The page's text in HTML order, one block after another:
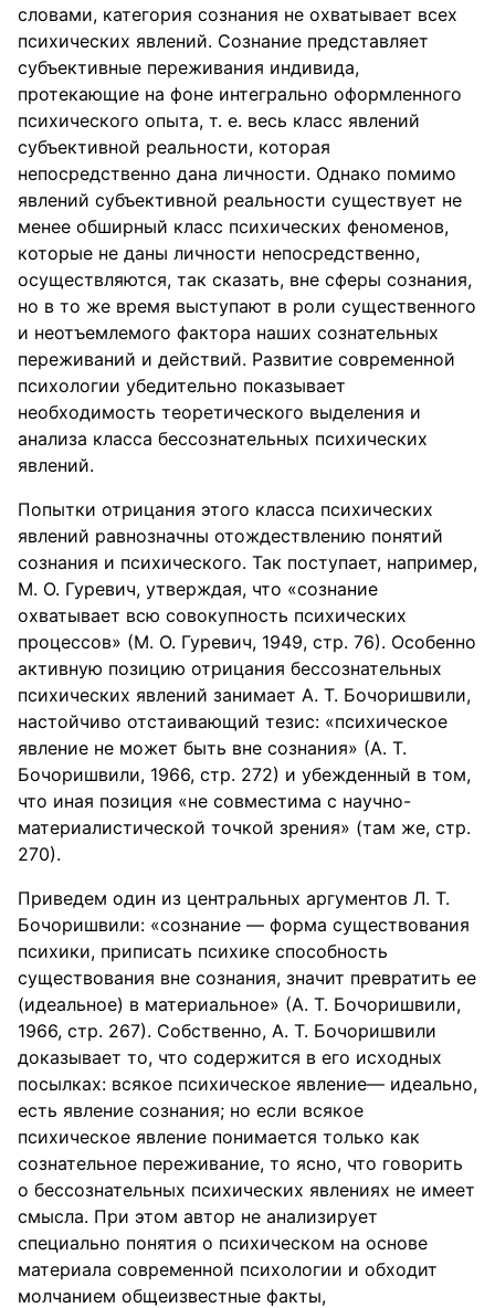
словами, категория сознания не охватывает всех
психических явлений. Сознание представляет
субъективные переживания индивида,
протекающие на фоне интегрально оформленного
психического опыта, т. е. весь класс явлений
субъективной реальности, которая
непосредственно дана личности. Однако помимо
явлений субъективной реальности существует не
менее обширный класс психических феноменов,
которые не даны личности непосредственно,
осуществляются, так сказать, вне сферы сознания,
но в то же время выступают в роли существенного
и неотъемлемого фактора наших сознательных
переживаний и действий. Развитие современной
психологии убедительно показывает
необходимость теоретического выделения и
анализа класса бессознательных психических
явлений.
Попытки отрицания этого класса психических
явлений равнозначны отождествлению понятий
сознания и психического. Так поступает, например,
М. О. Гуревич, утверждая, что «сознание
охватывает всю совокупность психических
процессов» (М. О. Гуревич, 1949, стр. 76). Особенно
активную позицию отрицания бессознательных
психических явлений занимает А. Т. Бочоришвили,
настойчиво отстаивающий тезис: «психическое
явление не может быть вне сознания» (А. Т.
Бочоришвили, 1966, стр. 272) и убежденный в том,
что иная позиция «не совместима с научно-
материалистической точкой зрения» (там же, стр.
270).
Приведем один из центральных аргументов Л. Т.
Бочоришвили: «сознание — форма существования
психики, приписать психике способность
существования вне сознания, значит превратить ее
(идеальное) в материальное» (А. Т. Бочоришвили,
1966, стр. 267). Собственно, А. Т. Бочоришвили
доказывает то, что содержится в его исходных
посылках: всякое психическое явление— идеально,
есть явление сознания; но если всякое
психическое явление понимается только как
сознательное переживание, то ясно, что говорить
о бессознательных психических явлениях не имеет
смысла. При этом автор не анализирует
специально понятия о психическом на основе
материала современной психологии и обходит
молчанием общеизвестные факты,